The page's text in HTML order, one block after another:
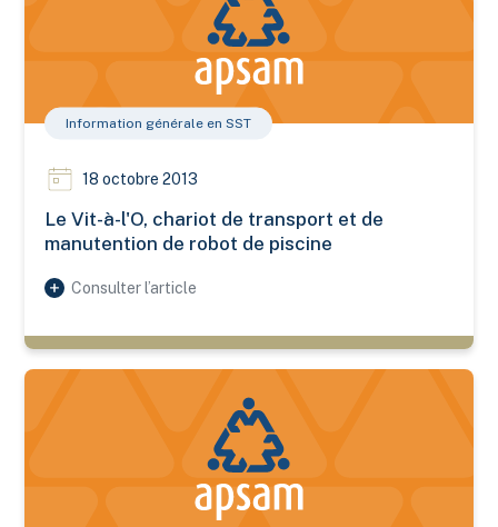
Information générale en SST
18 octobre 2013
Le Vit-à-l'O, chariot de transport et de
manutention de robot de piscine
Consulter l’article
Couvercle transparent pour regard de conduit